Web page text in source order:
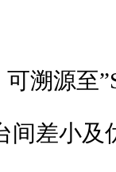
溯源至
间差小及